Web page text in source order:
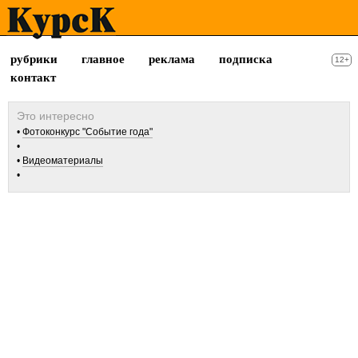
рубрики главное реклама
подписка
контакт
12+
Фотоконкурс "Событие года"
Видеоматериалы